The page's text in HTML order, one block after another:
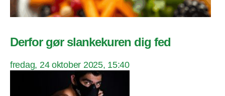
Derfor gør slankekuren dig fed
fredag, 24 oktober 2025, 15:40